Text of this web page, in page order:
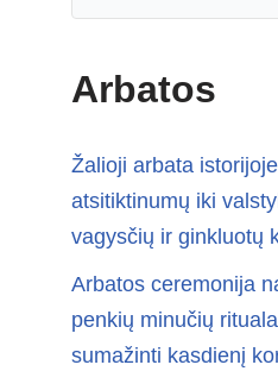
Arbatos
Žalioji arbata
atsitiktinumų iki
vagysčių ir ginkluotų
Arbatos ceremonija
penkių minučių
sumažinti kasdienį